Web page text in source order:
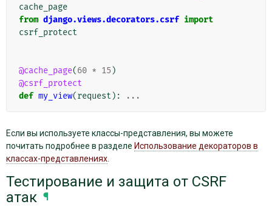
cache_page
from django.views.decorators.csrf import
csrf_protect
@cache_page(60 * 15 )
@csrf_protect
def my_view(request ): ...
Если вы используете классы-представления, вы можете
почитать подробнее в разделе Использование декораторов в
классах-представлениях
Тестирование и защита от CSRF
атак ¶